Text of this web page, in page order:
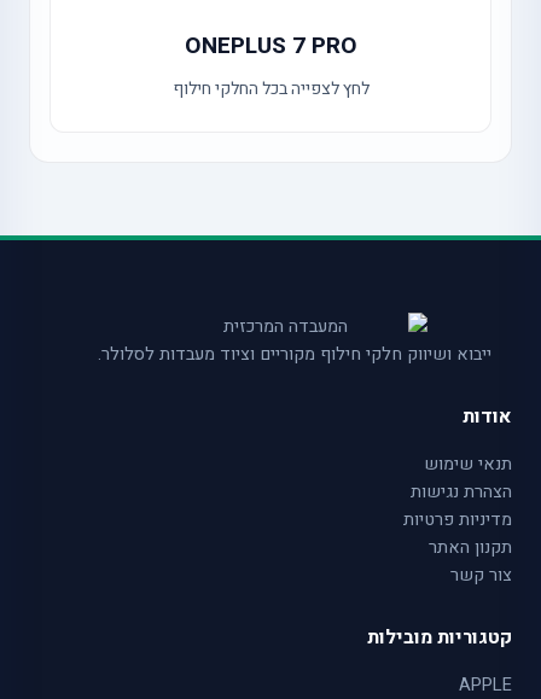
ONEPLUS 7 PRO
לחץ לצפייה בכל החלקי חילוף
ייבוא ושיווק חלקי חילוף מקוריים וציוד מעבדות לסלולר.
אודות
תנאי שימוש
הצהרת נגישות
מדיניות פרטיות
תקנון האתר
צור קשר
קטגוריות מובילות
APPLE